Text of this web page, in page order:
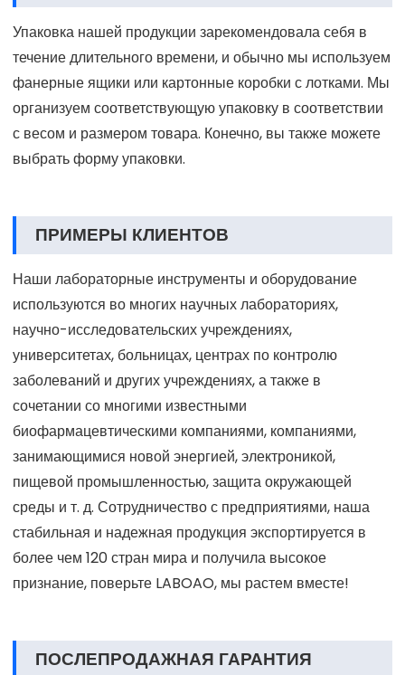
Упаковка нашей продукции зарекомендовала себя в
течение длительного времени, и обычно мы используем
фанерные ящики или картонные коробки с лотками. Мы
организуем соответствующую упаковку в соответствии
с весом и размером товара. Конечно, вы также можете
выбрать форму упаковки.
ПРИМЕРЫ КЛИЕНТОВ
Наши лабораторные инструменты и оборудование
используются во многих научных лабораториях,
научно-исследовательских учреждениях,
университетах, больницах, центрах по контролю
заболеваний и других учреждениях, а также в
сочетании со многими известными
биофармацевтическими компаниями, компаниями,
занимающимися новой энергией, электроникой,
пищевой промышленностью, защита окружающей
среды и т. д. Сотрудничество с предприятиями, наша
стабильная и надежная продукция экспортируется в
более чем 120 стран мира и получила высокое
признание, поверьте LABOAO, мы растем вместе!
ПОСЛЕПРОДАЖНАЯ ГАРАНТИЯ